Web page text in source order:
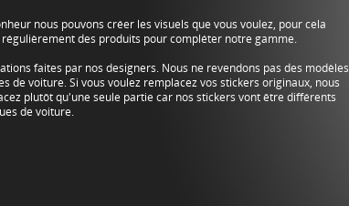
nous pouvons créer les visuels que vous voulez, pour cela
des produits pour compléter notre gamme.
faites par nos designers. Nous ne revendons pas des modèles
de voiture. Si vous voulez remplacez vos stickers originaux, nous
plutôt qu'une seule partie car nos stickers vont être différents
de voiture.